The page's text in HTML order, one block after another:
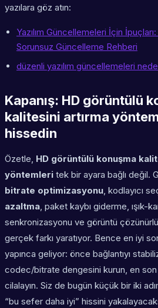
yazılara göz atın:
Yazılım Güncellemeleri İçin
Sorunsuz Güncelleme Rehberi
düzenli yazılım güncellemeleri
Kapanış: HD görüntülü
kalitesini artırma
hissedin
Özetle, HD görüntülü konuşma
yöntemleri tek bir ayara bağlı değil.
bitrate optimizasyonu, kodlayıcı
azaltma, paket kaybı giderme, ışık-
senkronizasyonu ve görüntü
gerçek farkı yaratıyor. Bence en iyi
yapınca geliyor: önce bağlantıyı
codec/bitrate dengesini kurun, en son
cilalayın. Siz de bugün küçük bir iki
“bu sefer daha iyi” hissini